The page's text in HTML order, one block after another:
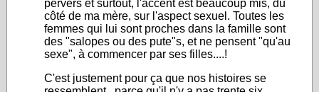
pervers et surtout, l'accent est beaucoup mis, du
côté de ma mère, sur l'aspect sexuel. Toutes les
femmes qui lui sont proches dans la famille sont
des "salopes ou des pute"s, et ne pensent "qu'au
sexe", à commencer par ses filles....!
C'est justement pour ça que nos histoires se